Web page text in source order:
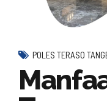
POLES TERASO